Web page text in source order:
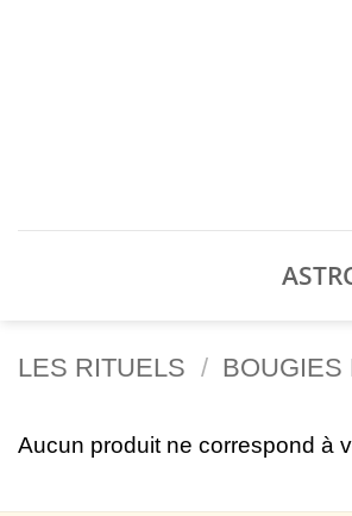
LES RITUELS / BOUGIES
Aucun produit ne correspond à